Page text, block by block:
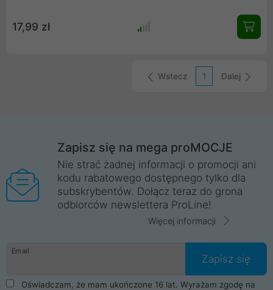
17,99 zł
Wstecz 1 Dalej
Zapisz się na mega proMOCJE
Nie strać żadnej informacji o promocji ani
kodu rabatowego dostępnego tylko dla
subskrybentów. Dołącz teraz do grona
odbiorców newslettera ProLine!
Więcej informacji
Email
Zapisz się
Oświadczam, że mam ukończone 16 lat. Wyrażam zgodę na